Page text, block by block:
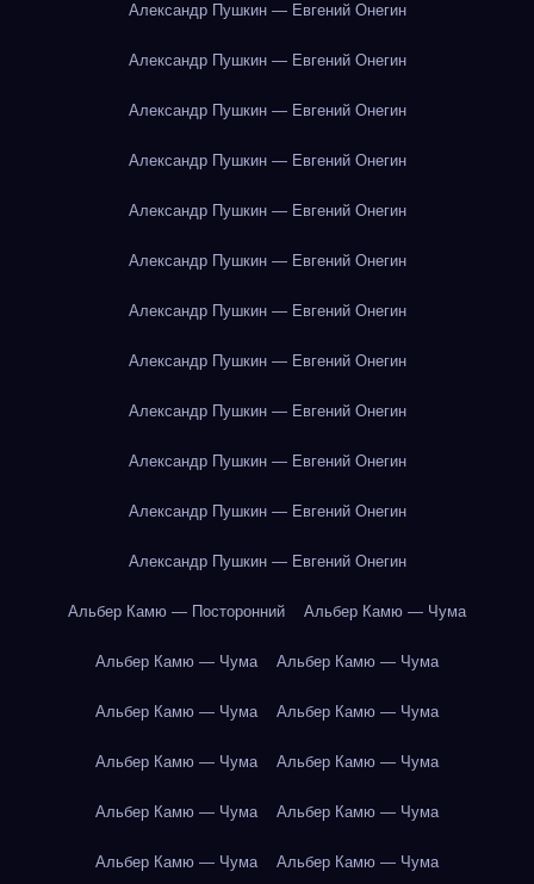
Александр Пушкин — Евгений Онегин
Александр Пушкин — Евгений Онегин
Александр Пушкин — Евгений Онегин
Александр Пушкин — Евгений Онегин
Александр Пушкин — Евгений Онегин
Александр Пушкин — Евгений Онегин
Александр Пушкин — Евгений Онегин
Александр Пушкин — Евгений Онегин
Александр Пушкин — Евгений Онегин
Александр Пушкин — Евгений Онегин
Александр Пушкин — Евгений Онегин
Александр Пушкин — Евгений Онегин
Альбер Камю — Посторонний Альбер Камю — Чума
Альбер Камю — Чума Альбер Камю — Чума
Альбер Камю — Чума Альбер Камю — Чума
Альбер Камю — Чума Альбер Камю — Чума
Альбер Камю — Чума Альбер Камю — Чума
Альбер Камю — Чума Альбер Камю — Чума